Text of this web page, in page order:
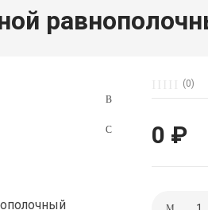
(0)
0 ₽